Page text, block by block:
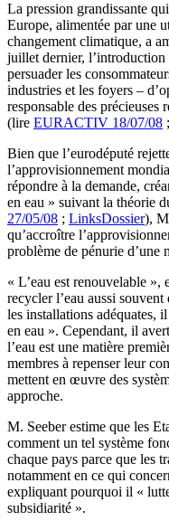
La pression grandissante
Europe, alimentée par une
changement climatique, a
juillet dernier,
persuader les
industries et les foyers –
responsable des précieuses
(lire EURACTIV 18/07/08 ;
Bien que l’eurodéputé
l’approvisionnement
répondre à la demande,
en eau » suivant la théorie
27/05/08 ; LinksDossier),
qu’accroître
problème de pénurie d’une
« L’eau est renouvelable
recycler l’eau aussi
les installations adéquates,
en eau ». Cependant, il
l’eau est une matière
membres à repenser leur
mettent en œuvre des
approche.
M. Seeber estime que les
comment un tel système
chaque pays parce que les
notamment en ce qui
expliquant pourquoi il «
subsidiarité ».